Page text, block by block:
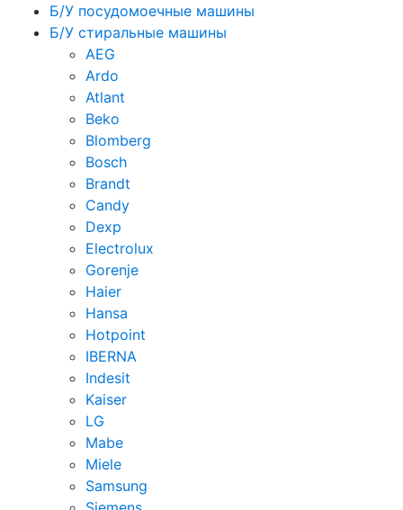
Б/У посудомоечные машины
Б/У стиральные машины
AEG
Ardo
Atlant
Beko
Blomberg
Bosch
Brandt
Candy
Dexp
Electrolux
Gorenje
Haier
Hansa
Hotpoint
IBERNA
Indesit
Kaiser
LG
Mabe
Miele
Samsung